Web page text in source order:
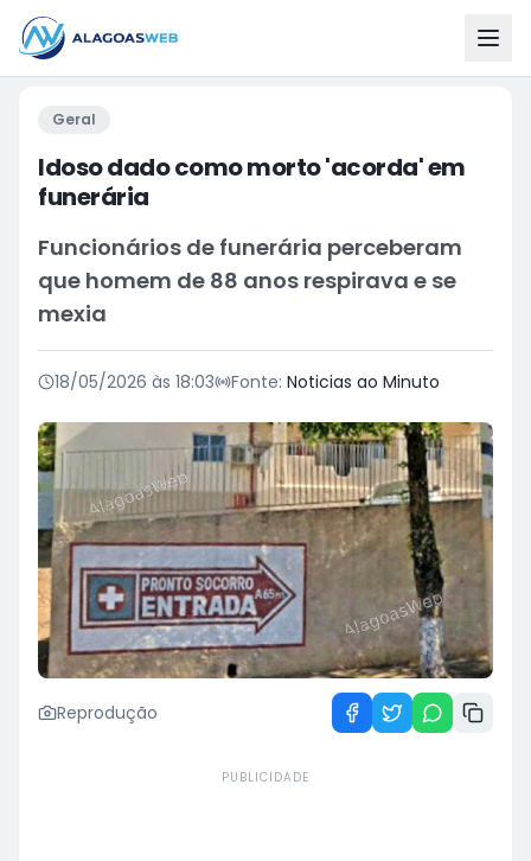
Geral
Idoso dado como morto 'acorda' em
funerária
Funcionários de funerária perceberam
que homem de 88 anos respirava e se
mexia
18/05/2026 às 18:03 Fonte: Noticias ao Minuto
Reprodução
PUBLICIDADE